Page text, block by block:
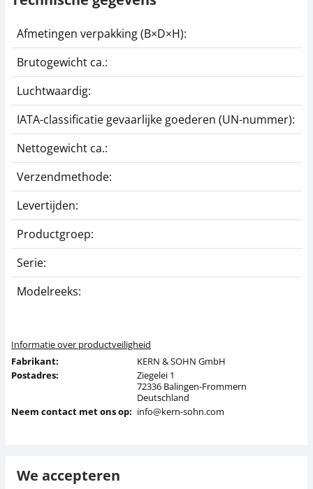
Afmetingen verpakking (B×D×H):
Brutogewicht ca.:
Luchtwaardig:
IATA-classificatie gevaarlijke goederen (UN-nummer):
Nettogewicht ca.:
Verzendmethode:
Levertijden:
Productgroep:
Serie:
Modelreeks:
Informatie over productveiligheid
Fabrikant:
KERN & SOHN GmbH
Postadres:
Ziegelei 1
72336 Balingen-Frommern
Deutschland
Neem contact met ons op: info@kern-sohn.com
We accepteren